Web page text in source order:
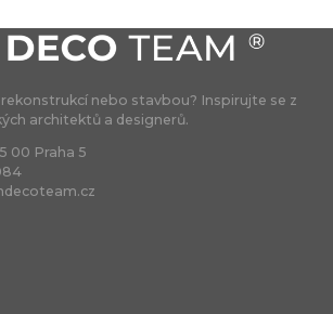
nebo stavbou? Inspirujte se z
architektů a designerů.
00 Praha 5